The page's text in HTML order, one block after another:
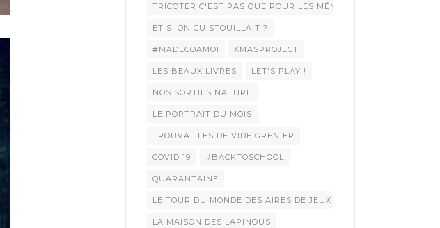
TRICOTER C'EST PAS QUE POUR LES MÉMÉES !
ET SI ON CUISTOUILLAIT ?
#MADECOAMOI XMASPROJECT
LES BEAUX LIVRES LET'S PLAY !
NOS SORTIES NATURE
LE PORTRAIT DU MOIS
TROUVAILLES DE VIDE GRENIER
COVID 19 #BACKTOSCHOOL
QUARANTAINE
LE TOUR DU MONDE DES AIRES DE JEUX
LA MAISON DES LAPINOUS